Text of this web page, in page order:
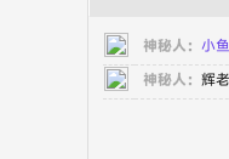
园
神秘人： 小
神秘人： 辉